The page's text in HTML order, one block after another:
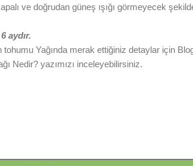
ve doğrudan güneş ışığı görmeyecek
6 aydır.
tohumu Yağında merak ettiğiniz detaylar için
Nedir? yazımızı inceleyebilirsiniz.